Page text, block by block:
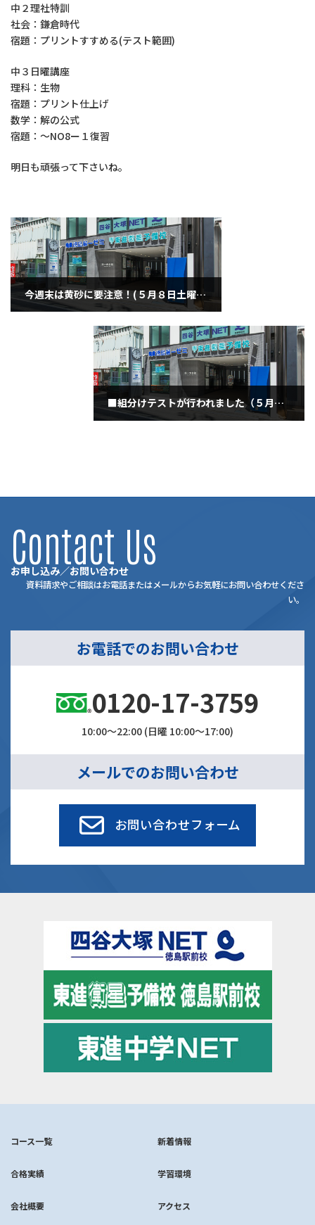
中２理社特訓
社会：鎌倉時代
宿題：プリントすすめる(テスト範囲)
中３日曜講座
理科：生物
宿題：プリント仕上げ
数学：解の公式
宿題：～NO8ー１復習
明日も頑張って下さいね。
今週末は黄砂に要注意！(５月８日土曜日)
■組分けテストが行われました（５月１０日・月曜日）
お申し込み／お問い合わせ
Contact Us
資料請求やご相談はお電話またはメールからお気軽にお問い合わせくださ
い。
お電話でのお問い合わせ
0120-17-3759
10:00～22:00 (日曜 10:00～17:00)
メールでのお問い合わせ
お問い合わせフォーム
コース一覧 新着情報
合格実績 学習環境
会社概要 アクセス